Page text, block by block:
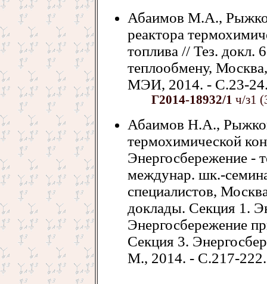
Абаимов М.А.,
реактора
топлива // Тез. докл.
теплообмену,
МЭИ, 2014. - С.23-24.
Г2014-18932/1 ч/з1
Абаимов Н.А.,
термохимической
Энергосбережение -
междунар. шк.-
специалистов,
доклады. Секция 1.
Энергосбережение
Секция 3.
М., 2014. - С.217-222.